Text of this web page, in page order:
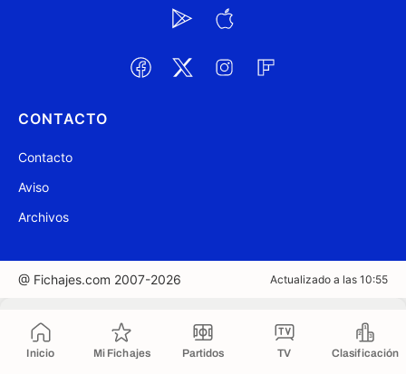
Inicio Mi Fichajes Partidos TV Clasificación
CONTACTO
Contacto
Aviso
Archivos
@ Fichajes.com 2007-2026 Actualizado a las 10:55